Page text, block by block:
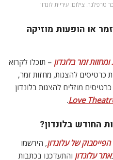
טרפלגר. צילום: עיריית לונדון
או הופעות מוזיקה
זמר בלונדון – תוכלו לקרוא
כרטיסים להצגות, מחזות זמר,
מוזלים להצגות בלונדון
.
החודש בלונדון?
של עלונדון, הירשמו
אתר עלונדון והתעדכנו בכתבות